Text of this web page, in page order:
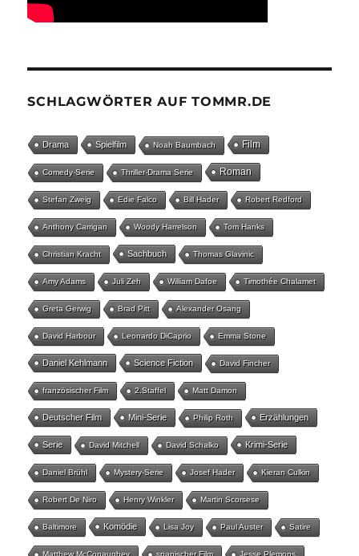
SCHLAGWÖRTER AUF TOMMR.DE
Drama Spielfilm Noah Baumbach Film
Comedy-Serie Thriller-Drama Serie Roman
Stefan Zweig Edie Falco Bill Hader Robert Redford
Anthony Carrigan Woody Harrelson Tom Hanks
Christian Kracht Sachbuch Thomas Glavinic
Amy Adams Juli Zeh William Dafoe Timothée Chalamet
Greta Gerwig Brad Pitt Alexander Osang
David Harbour Leonardo DiCaprio Emma Stone
Daniel Kehlmann Science Fiction David Fincher
französischer Film 2.Staffel Matt Damon
Deutscher Film Mini-Serie Philip Roth Erzählungen
Serie David Mitchell David Schalko Krimi-Serie
Daniel Brühl Mystery-Serie Josef Hader Kieran Culkin
Robert De Niro Henry Winkler Martin Scorsese
Baltimore Komödie Lisa Joy Paul Auster Satire
Matthew McConaughey spanischer Film Jesse Plemons